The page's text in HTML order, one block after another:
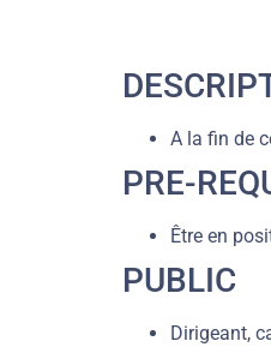
A la fin de
PRE-
Être en
PUBLIC
Dirigeant,